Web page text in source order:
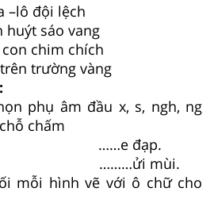
–lô đội lệch
huýt sáo vang
chim chích
trường vàng
:
phụ âm đầu x, s, ngh, ng
chấm
……e đạp.
………ửi mùi.
mỗi hình vẽ với ô chữ cho